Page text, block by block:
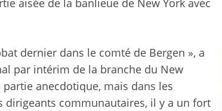
dernier dans le comté de Bergen », a
par intérim de la branche du New
partie anecdotique, mais dans les
dirigeants communautaires, il y a un fort